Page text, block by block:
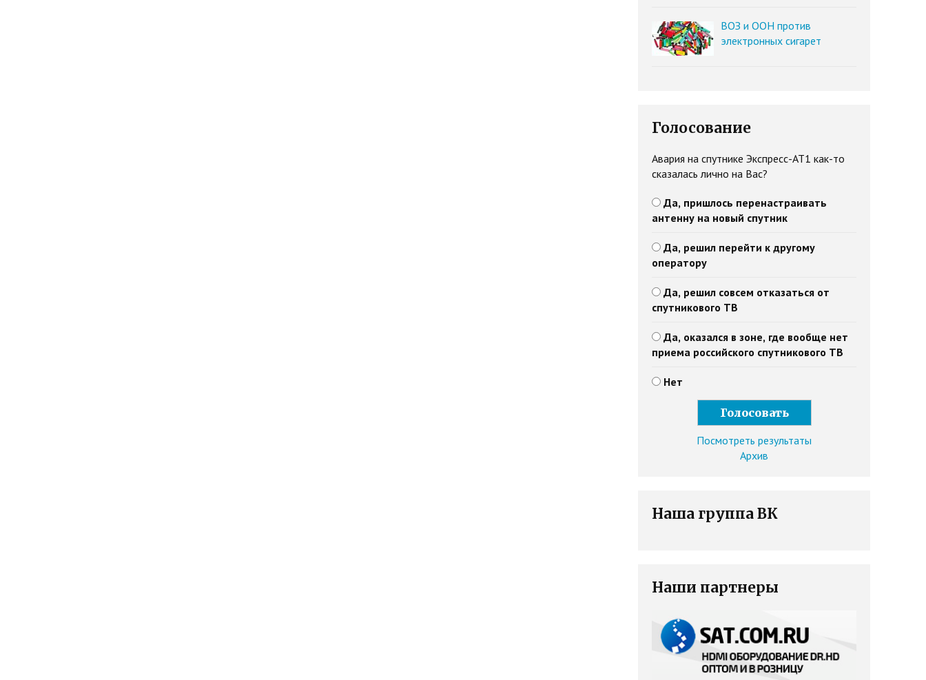
ВОЗ и ООН против
электронных сигарет
Голосование
Авария на спутнике Экспресс-АТ1 как-то
сказалась лично на Вас?
Да, пришлось перенастраивать
антенну на новый спутник
Да, решил перейти к другому
оператору
Да, решил совсем отказаться от
спутникового ТВ
Да, оказался в зоне, где вообще нет
приема российского спутникового ТВ
Нет
Посмотреть результаты
Архив
Наша группа ВК
Наши партнеры